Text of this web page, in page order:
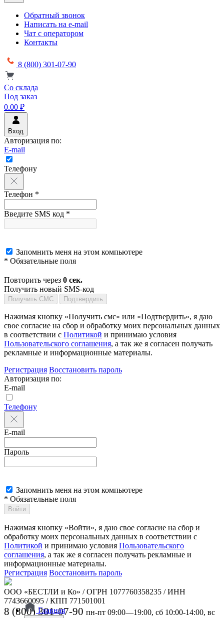
Обратный звонок
Написать на e-mail
Чат с оператором
Контакты
8 (800) 301-07-90
Со склада
Под заказ
0.00 ₽
Вход
Авторизация по:
E-mail
Телефону
Телефон *
Введите SMS код *
Запомнить меня на этом компьютере
* Обязательные поля
Повторить через 0 сек.
Получить новый SMS-код
Получить СМС Подтвердить
Нажимая кнопку «Получить смс» или «Подтвердить», я даю
свое согласие на сбор и обработку моих персональных данных
в соответствии с Политикой и принимаю условия
Пользовательского соглашения, а так же я согласен получать
рекламные и информационные материалы.
Регистрация Восстановить пароль
Авторизация по:
E-mail
Телефону
E-mail
Пароль
Запомнить меня на этом компьютере
* Обязательные поля
Войти
Нажимая кнопку «Войти», я даю свое согласие на сбор и
обработку моих персональных данных в соответствии с
Политикой и принимаю условия Пользовательского
соглашения, а так же я согласен получать рекламные и
информационные материалы.
Регистрация Восстановить пароль
ООО «БЕСТЛИ и Ко» / ОГРН 1077760358235 / ИНН
7743660095 / КПП 771501001
8 (800) 301-07-90 пн-пт 09:00—19:00, сб 10:00-14:00, вс
Главная